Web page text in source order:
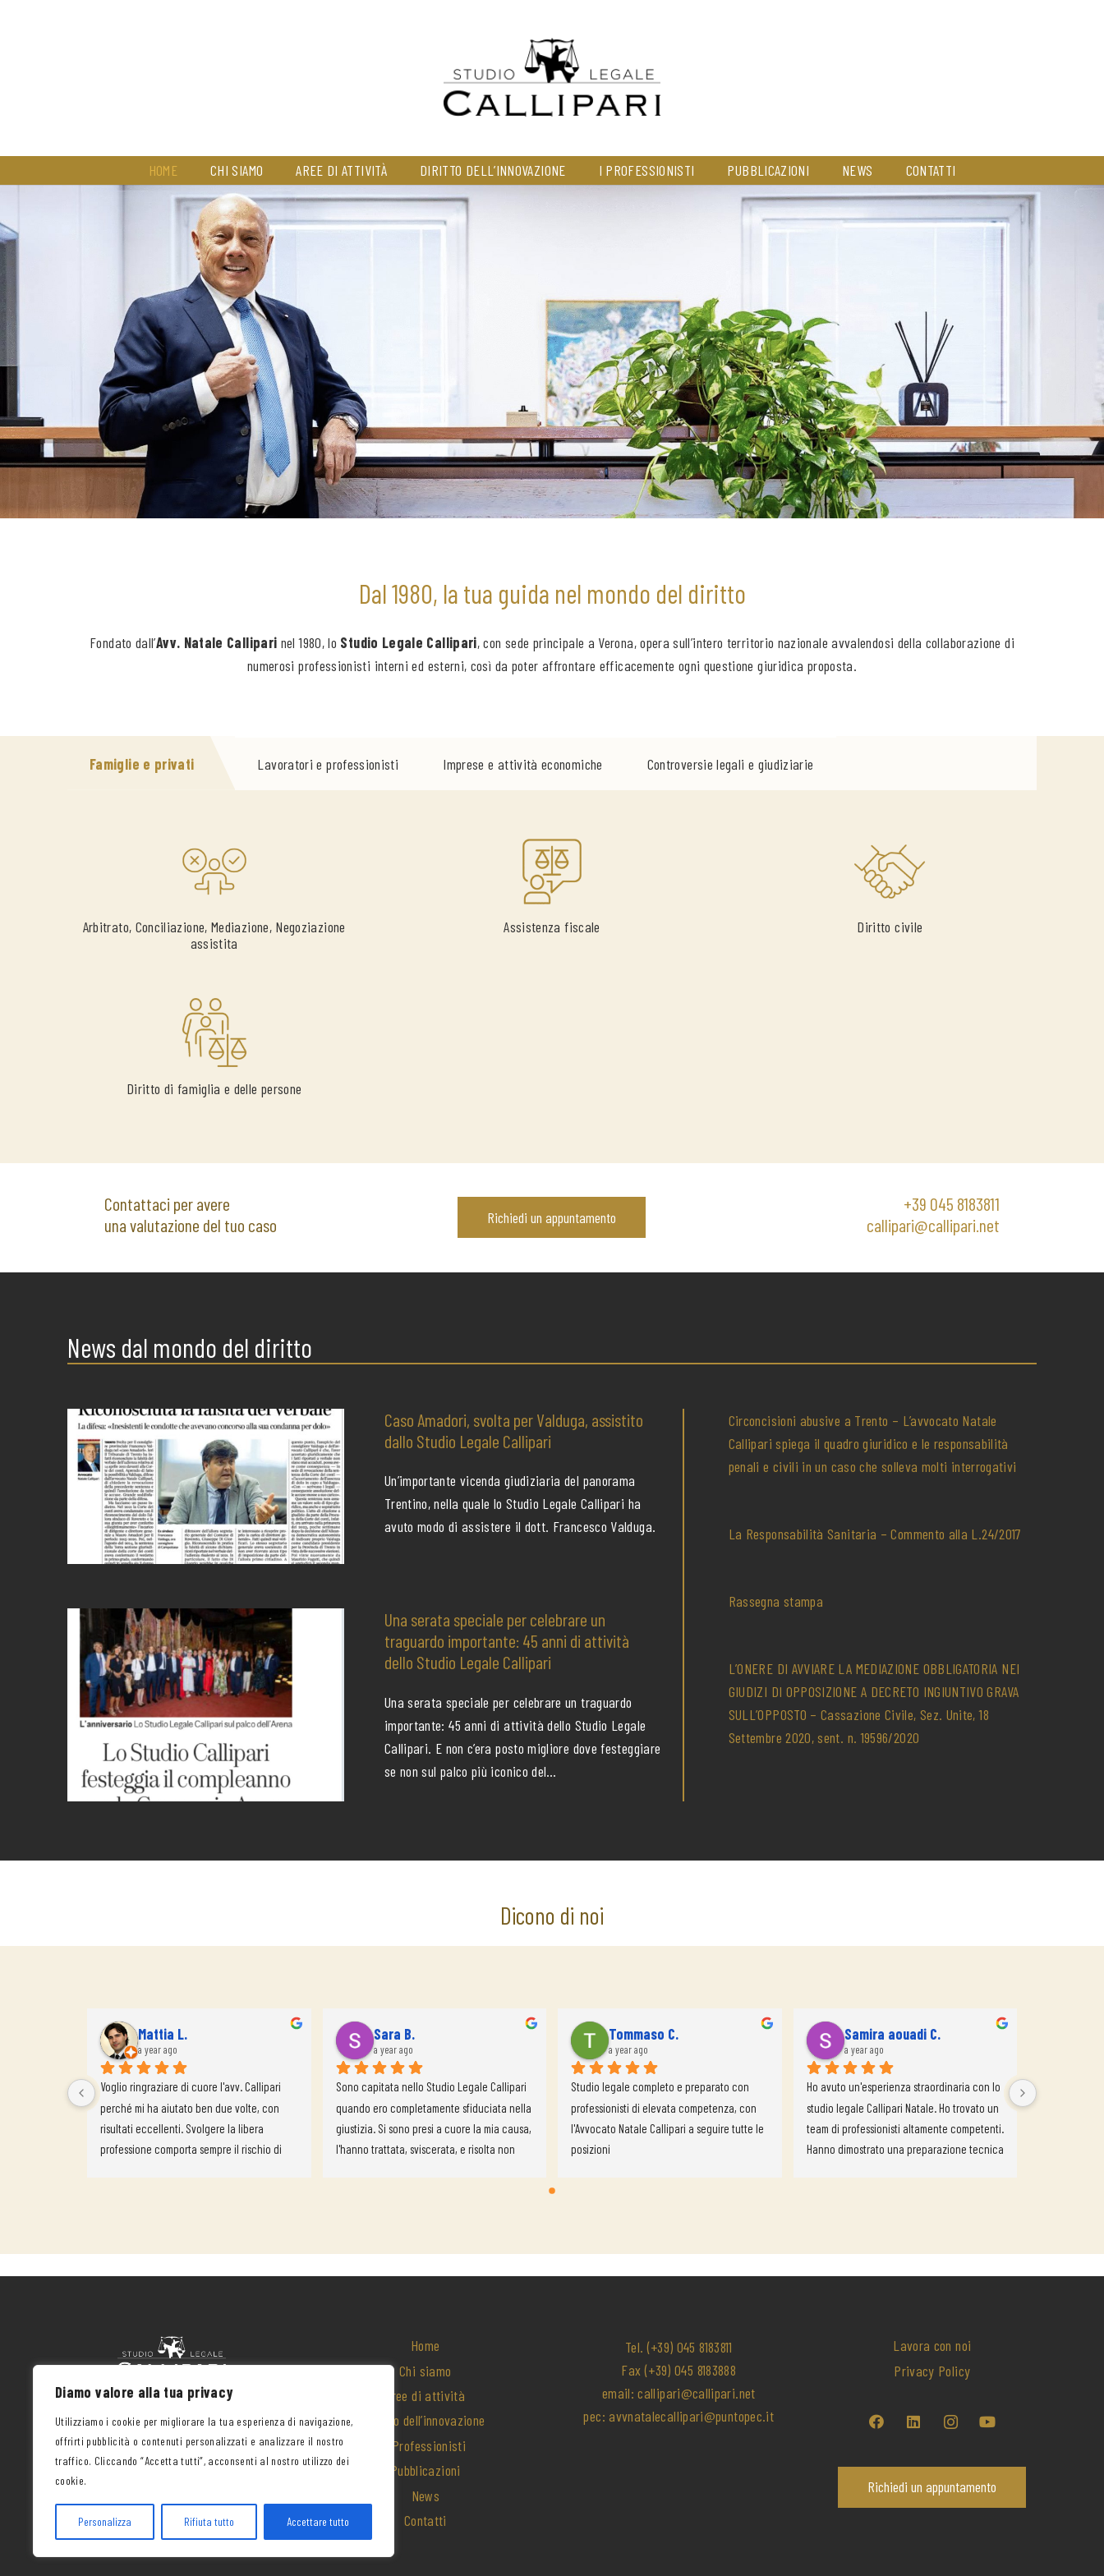
Diamo valore alla tua privacy
Utilizziamo i cookie per migliorare la tua esperienza di navigazione,
offrirti pubblicità o contenuti personalizzati e analizzare il nostro
traffico. Cliccando “Accetta tutti”, acconsenti al nostro utilizzo dei
cookie.
Personalizza Rifiuta tutto Accettare tutto
HOME CHI SIAMO AREE DI ATTIVITÀ DIRITTO DELL’INNOVAZIONE I PROFESSIONISTI PUBBLICAZIONI NEWS CONTATTI
Dal 1980, la tua guida nel mondo del diritto
Fondato dall’Avv. Natale Callipari nel 1980, lo Studio Legale Callipari, con sede principale a Verona, opera sull’intero territorio nazionale avvalendosi della collaborazione di
numerosi professionisti interni ed esterni, così da poter affrontare efficacemente ogni questione giuridica proposta.
Famiglie e privati Lavoratori e professionisti Imprese e attività economiche Controversie legali e giudiziarie
Arbitrato, Conciliazione, Mediazione, Negoziazione
assistita
Assistenza fiscale Diritto civile
Diritto di famiglia e delle persone
Contattaci per avere
una valutazione del tuo caso
Richiedi un appuntamento
+39 045 8183811
callipari@callipari.net
News dal mondo del diritto
Caso Amadori, svolta per Valduga, assistito
dallo Studio Legale Callipari
Un’importante vicenda giudiziaria del panorama
Trentino, nella quale lo Studio Legale Callipari ha
avuto modo di assistere il dott. Francesco Valduga.
Una serata speciale per celebrare un
traguardo importante: 45 anni di attività
dello Studio Legale Callipari
Una serata speciale per celebrare un traguardo
importante: 45 anni di attività dello Studio Legale
Callipari. E non c’era posto migliore dove festeggiare
se non sul palco più iconico del…
Circoncisioni abusive a Trento – L’avvocato Natale
Callipari spiega il quadro giuridico e le responsabilità
penali e civili in un caso che solleva molti interrogativi
La Responsabilità Sanitaria – Commento alla L.24/2017
Rassegna stampa
L’ONERE DI AVVIARE LA MEDIAZIONE OBBLIGATORIA NEI
GIUDIZI DI OPPOSIZIONE A DECRETO INGIUNTIVO GRAVA
SULL’OPPOSTO – Cassazione Civile, Sez. Unite, 18
Settembre 2020, sent. n. 19596/2020
Dicono di noi
Mattia L.
a year ago
Voglio ringraziare di cuore l'avv. Callipari
perché mi ha aiutato ben due volte, con
risultati eccellenti. Svolgere la libera
professione comporta sempre il rischio di
particolarmente difficili e complessi.
Sara B.
a year ago
Sono capitata nello Studio Legale Callipari
quando ero completamente sfiduciata nella
giustizia. Si sono presi a cuore la mia causa,
l'hanno trattata, sviscerata, e risolta non
portare al risultato ma anche a fare in modo
che noi ne subissimo lo stress e le
Persone, valore che si trova sempre meno
Tommaso C.
a year ago
Studio legale completo e preparato con
professionisti di elevata competenza, con
l'Avvocato Natale Callipari a seguire tutte le
posizioni
Samira aouadi C.
a year ago
Ho avuto un'esperienza straordinaria con lo
studio legale Callipari Natale. Ho trovato un
team di professionisti altamente competenti.
Hanno dimostrato una preparazione tecnica
ascoltare le mie preoccupazioni ed a
spiegare ogni passaggio del processo
mi hanno fornito consigli preziosi che mi
informate. Grazie a loro, ho ottenuto dei
n. 70 Verona – 37138 P.Iva
03896370230 SDI: M5UXCR1
Home
Chi siamo
Aree di attività
Diritto dell’innovazione
I Professionisti
Pubblicazioni
News
Contatti
Tel.(+39) 045 8183811
Fax(+39) 045 8183888
email:callipari@callipari.net
pec: avvnatalecallipari@puntopec.it
Lavora con noi
Privacy Policy
Richiedi un appuntamento